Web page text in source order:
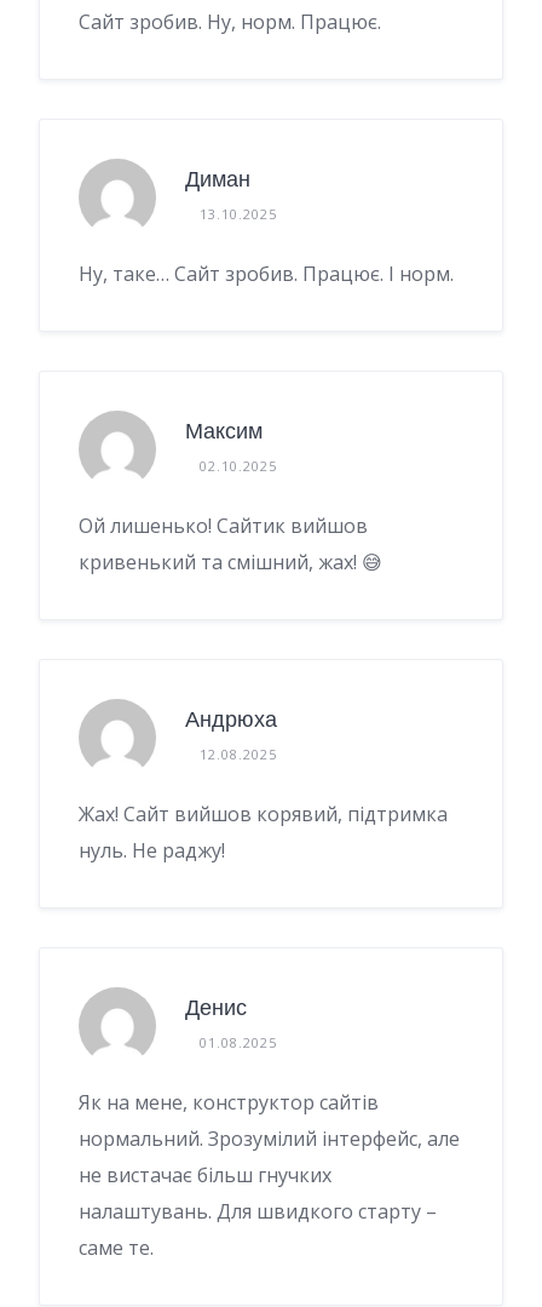
Сайт зробив. Ну, норм. Працює.
Диман
13.10.2025
Ну, таке… Сайт зробив. Працює. І норм.
Максим
02.10.2025
Ой лишенько! Сайтик вийшов
кривенький та смішний, жах! 😅
Андрюха
12.08.2025
Жах! Сайт вийшов корявий, підтримка
нуль. Не раджу!
Денис
01.08.2025
Як на мене, конструктор сайтів
нормальний. Зрозумілий інтерфейс, але
не вистачає більш гнучких
налаштувань. Для швидкого старту –
саме те.